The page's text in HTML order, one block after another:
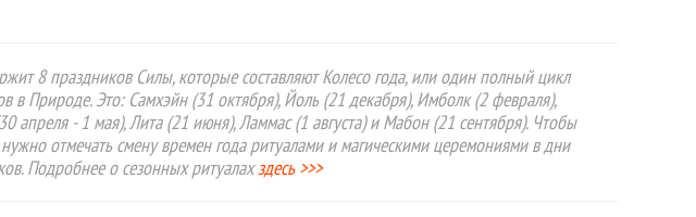
8 праздников Силы, которые составляют Колесо года, или один полный цикл
в Природе. Это: Самхэйн (31 октября), Йоль (21 декабря), Имболк (2 февраля),
апреля - 1 мая), Лита (21 июня), Ламмас (1 августа) и Мабон (21 сентября). Чтобы
отмечать смену времен года ритуалами и магическими церемониями в дни
Подробнее о сезонных ритуалахздесь >>>